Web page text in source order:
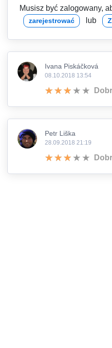
Musisz być zalogowany,
zarejestrować lub
Ivana Piskáčková
08.10.2018 13:54
Petr Liška
28.09.2018 21:19